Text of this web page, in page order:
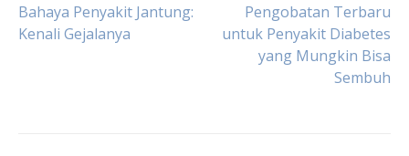
Post
Bahaya Penyakit Jantung:
Kenali Gejalanya
Pengobatan Terbaru
untuk Penyakit Diabetes
yang Mungkin Bisa
Sembuh